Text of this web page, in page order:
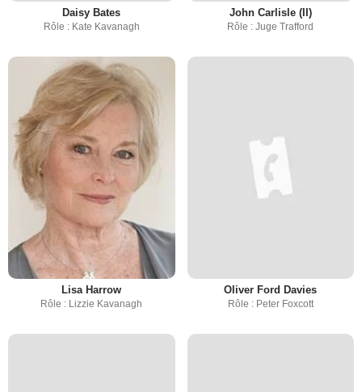
Daisy Bates
Rôle : Kate Kavanagh
John Carlisle (II)
Rôle : Juge Trafford
Lisa Harrow
Rôle : Lizzie Kavanagh
Oliver Ford Davies
Rôle : Peter Foxcott